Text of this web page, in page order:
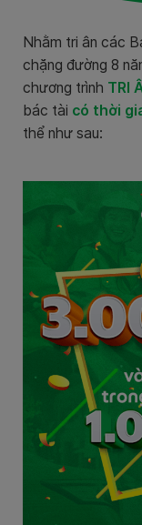
Nhằm tri ân các
chặng đường 8
chương trình TRI
bác tài có thời
thể như sau: